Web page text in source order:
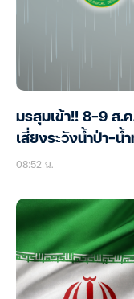
มรสุมเข้า!! 8-9 ส.
เสี่ยงระวังน้ำป่า-น้
08:52 น.